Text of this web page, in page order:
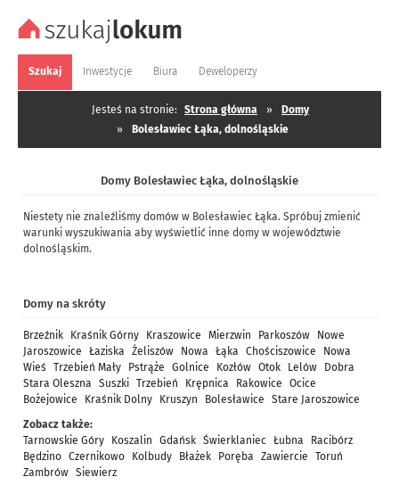
Szukaj Inwestycje Biura Deweloperzy
Jesteś na stronie: Strona główna »
Domy
»
Bolesławiec Łąka, dolnośląskie
Domy Bolesławiec Łąka, dolnośląskie
Niestety nie znaleźliśmy domów w Bolesławiec Łąka. Spróbuj zmienić
warunki wyszukiwania aby wyświetlić inne domy w województwie
dolnośląskim.
Domy na skróty
Brzeźnik Kraśnik Górny Kraszowice Mierzwin Parkoszów
Nowe
Jaroszowice
Łaziska Żeliszów Nowa Łąka Chościszowice
Nowa
Wieś
Trzebień Mały Pstrąże Golnice Kozłów Otok Lelów
Dobra
Stara Oleszna
Suszki Trzebień Krępnica Rakowice
Ocice
Bożejowice
Kraśnik Dolny Kruszyn Bolesławice
Stare Jaroszowice
Zobacz także:
Tarnowskie Góry
Koszalin Gdańsk Świerklaniec Łubna
Racibórz
Będzino Czernikowo Kolbudy Błażek Poręba Zawiercie
Toruń
Zambrów Siewierz